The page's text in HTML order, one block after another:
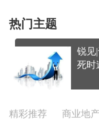
热门主题
锐见
死时
完
精彩推荐 商业地产